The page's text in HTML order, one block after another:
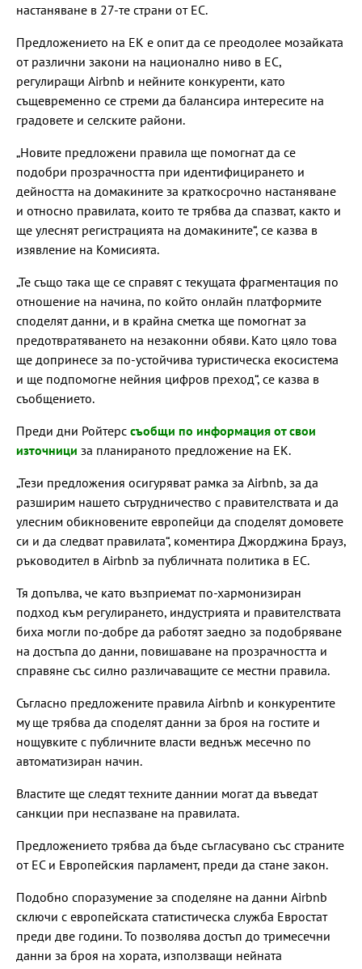
настаняване в 27-те страни от ЕС.
Предложението на ЕК е опит да се преодолее мозайката
от различни закони на национално ниво в ЕС,
регулиращи Airbnb и нейните конкуренти, като
същевременно се стреми да балансира интересите на
градовете и селските райони.
„Новите предложени правила ще помогнат да се
подобри прозрачността при идентифицирането и
дейността на домакините за краткосрочно настаняване
и относно правилата, които те трябва да спазват, както и
ще улеснят регистрацията на домакините“, се казва в
изявление на Комисията.
„Те също така ще се справят с текущата фрагментация по
отношение на начина, по който онлайн платформите
споделят данни, и в крайна сметка ще помогнат за
предотвратяването на незаконни обяви. Като цяло това
ще допринесе за по-устойчива туристическа екосистема
и ще подпомогне нейния цифров преход“, се казва в
съобщението.
Преди дни Ройтерс съобщи по информация от свои
източници за планираното предложение на ЕК.
„Тези предложения осигуряват рамка за Airbnb, за да
разширим нашето сътрудничество с правителствата и да
улесним обикновените европейци да споделят домовете
си и да следват правилата“, коментира Джорджина Брауз,
ръководител в Airbnb за публичната политика в ЕС.
Тя допълва, че като възприемат по-хармонизиран
подход към регулирането, индустрията и правителствата
биха могли по-добре да работят заедно за подобряване
на достъпа до данни, повишаване на прозрачността и
справяне със силно различаващите се местни правила.
Съгласно предложените правила Airbnb и конкурентите
му ще трябва да споделят данни за броя на гостите и
нощувките с публичните власти веднъж месечно по
автоматизиран начин.
Властите ще следят техните даннии могат да въведат
санкции при неспазване на правилата.
Предложението трябва да бъде съгласувано със страните
от ЕС и Европейския парламент, преди да стане закон.
Подобно споразумение за споделяне на данни Airbnb
сключи с европейската статистическа служба Евростат
преди две години. То позволява достъп до тримесечни
данни за броя на хората, използващи нейната